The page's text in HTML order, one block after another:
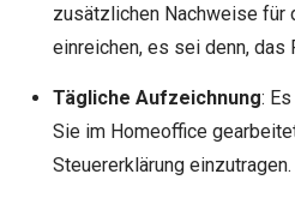
zusätzlichen Nachweise für
einreichen, es sei denn, das
Tägliche Aufzeichnung:
Sie im Homeoffice
Steuererklärung einzutragen.